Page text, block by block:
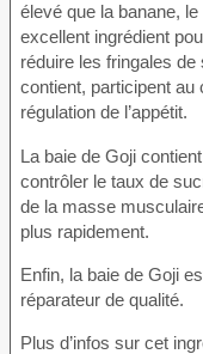
élevé que la banane,
excellent ingrédient
réduire les fringales de
contient, participent au
régulation de l’appétit.
La baie de Goji
contrôler le taux de
de la masse
plus rapidement.
Enfin, la baie de Goji
réparateur de qualité.
Plus d’infos sur cet